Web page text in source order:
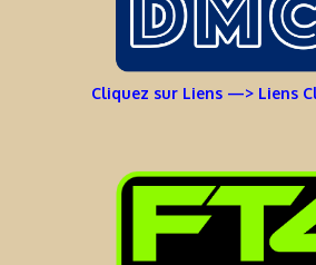
Cliquez sur Liens —> Liens